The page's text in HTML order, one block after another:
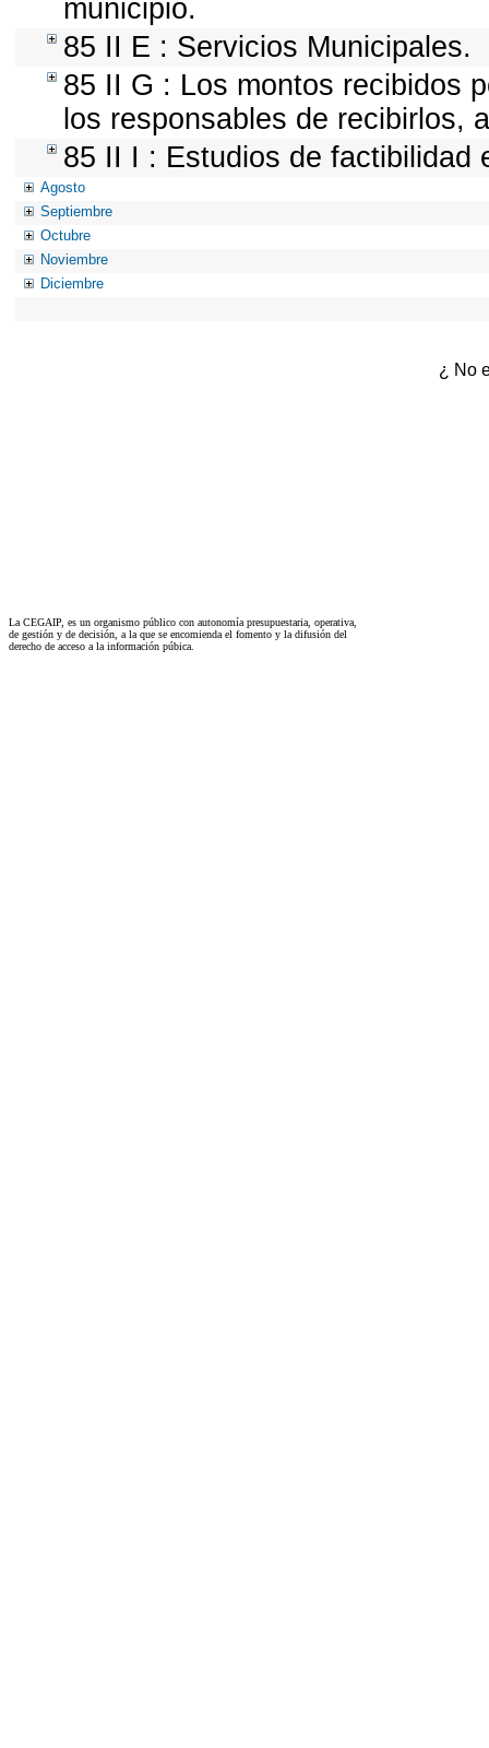
municipio.
85 II E : Servicios Municipales.
85 II G : Los montos recibidos
los responsables de recibirlos,
85 II I : Estudios de factibilidad
Agosto
Septiembre
Octubre
Noviembre
Diciembre
¿ No
La CEGAIP, es un organismo público con autonomía presupuestaria, operativa,
de gestión y de decisión, a la que se encomienda el fomento y la difusión del
derecho de acceso a la información púbica.